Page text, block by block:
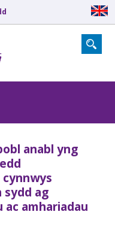
anabl yng
ag
amhariadau